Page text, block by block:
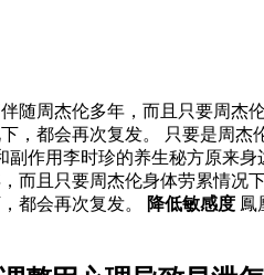
随周杰伦多年，而且只要周
都会再次复发。 只要是周
副作用李时珍的养生秘方原来
而且只要周杰伦身体劳累情况
都会再次复发。
降低敏感度 鳳